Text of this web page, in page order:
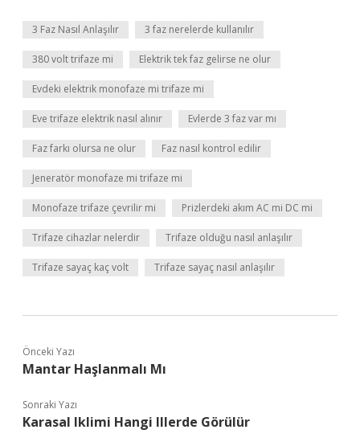
3 Faz Nasıl Anlaşılır 3 faz nerelerde kullanılır
380 volt trifaze mi Elektrik tek faz gelirse ne olur
Evdeki elektrik monofaze mi trifaze mi
Eve trifaze elektrik nasıl alınır Evlerde 3 faz var mı
Faz farkı olursa ne olur Faz nasıl kontrol edilir
Jeneratör monofaze mi trifaze mi
Monofaze trifaze çevrilir mi Prizlerdeki akım AC mi DC mi
Trifaze cihazlar nelerdir Trifaze olduğu nasıl anlaşılır
Trifaze sayaç kaç volt Trifaze sayaç nasıl anlaşılır
Önceki Yazı
Mantar Haşlanmalı Mı
Sonraki Yazı
Karasal Iklimi Hangi Illerde Görülür